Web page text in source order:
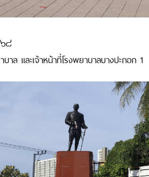
๘
ล และเจ้าหน้าที่โรงพยาบาลบางปะกอก 1